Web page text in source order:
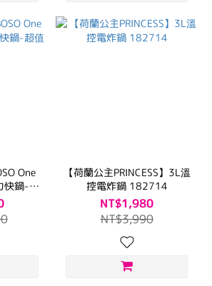
One
快鍋-超
【荷蘭公主PRINCESS】3L溫
控電炸鍋 182714
NT$1,980
NT$3,990